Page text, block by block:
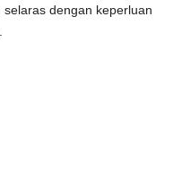
dengan keperluan